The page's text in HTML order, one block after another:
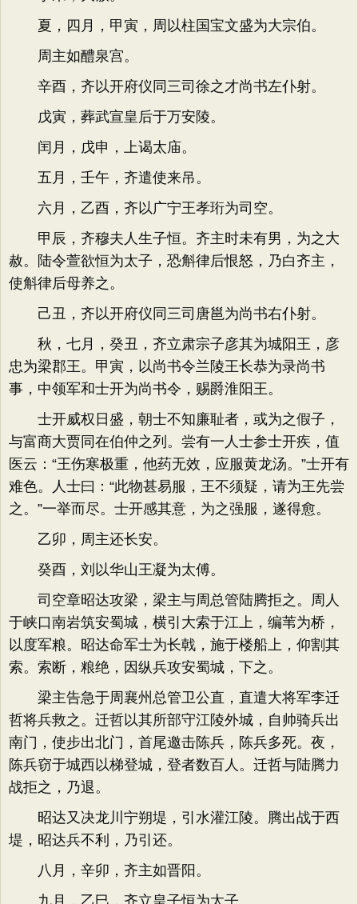
夏，四月，甲寅，周以柱国宝文盛为大宗伯。
周主如醴泉宫。
辛酉，齐以开府仪同三司徐之才尚书左仆射。
戊寅，葬武宣皇后于万安陵。
闰月，戊申，上谒太庙。
五月，壬午，齐遣使来吊。
六月，乙酉，齐以广宁王孝珩为司空。
甲辰，齐穆夫人生子恒。齐主时未有男，为之大
赦。陆令萱欲恒为太子，恐斛律后恨怒，乃白齐主，
使斛律后母养之。
己丑，齐以开府仪同三司唐邕为尚书右仆射。
秋，七月，癸丑，齐立肃宗子彦其为城阳王，彦
忠为梁郡王。甲寅，以尚书令兰陵王长恭为录尚书
事，中领军和士开为尚书令，赐爵淮阳王。
士开威权日盛，朝士不知廉耻者，或为之假子，
与富商大贾同在伯仲之列。尝有一人士参士开疾，值
医云：“王伤寒极重，他药无效，应服黄龙汤。”士开有
难色。人士曰：“此物甚易服，王不须疑，请为王先尝
之。”一举而尽。士开感其意，为之强服，遂得愈。
乙卯，周主还长安。
癸酉，刘以华山王凝为太傅。
司空章昭达攻梁，梁主与周总管陆腾拒之。周人
于峡口南岩筑安蜀城，横引大索于江上，编苇为桥，
以度军粮。昭达命军士为长戟，施于楼船上，仰割其
索。索断，粮绝，因纵兵攻安蜀城，下之。
梁主告急于周襄州总管卫公直，直遣大将军李迁
哲将兵救之。迁哲以其所部守江陵外城，自帅骑兵出
南门，使步出北门，首尾邀击陈兵，陈兵多死。夜，
陈兵窃于城西以梯登城，登者数百人。迁哲与陆腾力
战拒之，乃退。
昭达又决龙川宁朔堤，引水灌江陵。腾出战于西
堤，昭达兵不利，乃引还。
八月，辛卯，齐主如晋阳。
九月，乙巳，齐立皇子恒为太子。